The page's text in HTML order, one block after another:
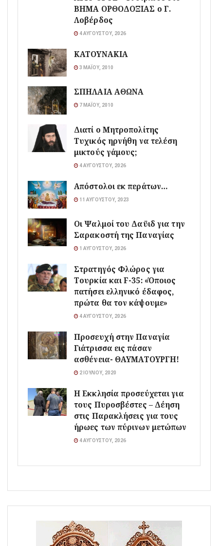
ΒΗΜΑ ΟΡΘΟΔΟΞΙΑΣ ο Γ.
Λοβέρδος
4 ΑΥΓΟΎΣΤΟΥ, 2026
ΚΑΤΟΥΝΑΚΙΑ
3 ΜΑΪ́ΟΥ, 2010
ΣΠΗΛΑΙΑ ΑΘΩΝΑ
7 ΜΑΪ́ΟΥ, 2010
Διατί ο Μητροπολίτης
Τυχικός ηρνήθη να τελέση
μικτούς γάμους;
4 ΑΥΓΟΎΣΤΟΥ, 2026
Απόστολοι εκ περάτων…
11 ΑΥΓΟΎΣΤΟΥ, 2023
Οι Ψαλμοί του Δαϋιδ για την
Σαρακοστή της Παναγίας
1 ΑΥΓΟΎΣΤΟΥ, 2026
Στρατηγός Φλώρος για
Τουρκία και F-35: «Όποιος
πατήσει ελληνικό έδαφος,
πρώτα θα τον κάψουμε»
4 ΑΥΓΟΎΣΤΟΥ, 2026
Προσευχή στην Παναγία
Γιάτρισσα εις πάσαν
ασθένεια- ΘΑΥΜΑΤΟΥΡΓΗ!
2 ΙΟΥΛΊΟΥ, 2020
Η Εκκλησία προσεύχεται για
τους Πυροσβέστες – Δέηση
στις Παρακλήσεις για τους
ήρωες των πύρινων μετώπων
4 ΑΥΓΟΎΣΤΟΥ, 2026